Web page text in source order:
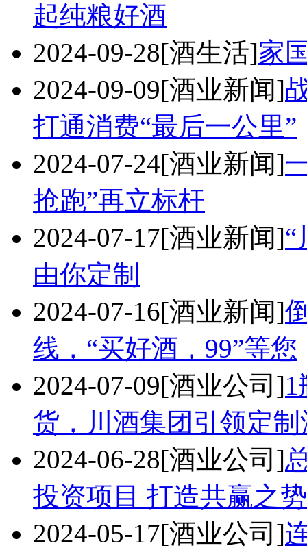
起纯粮好酒
2024-09-28[酒生活]家
2024-09-09[酒业新闻]
打通消费“最后一公里”
2024-07-24[酒业新闻]
抢跑”再立标杆
2024-07-17[酒业新闻]“
由你定制
2024-07-16[酒业新闻]
线，“买好酒，99”等您
2024-07-09[酒业公司]
货，川酒集团引领定制
2024-06-28[酒业公司]
投资项目 打造共赢之势
2024-05-17[酒业公司]